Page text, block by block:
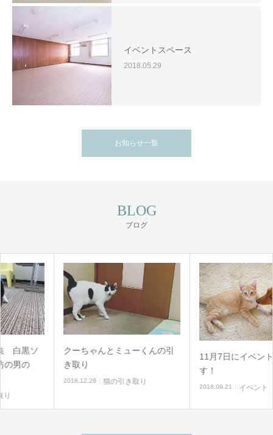
イベントスペース
2018.05.29
お知らせ一覧
BLOG
ブログ
クーちゃんとミューくんの引
き取り
猫の引き取り
11月7日にイベント開催しまー
イベント